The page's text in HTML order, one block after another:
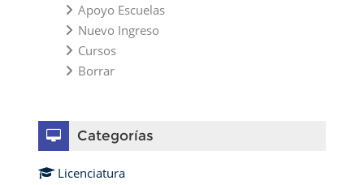
Apoyo Escuelas
Nuevo Ingreso
Cursos
Borrar
Categorías
Licenciatura